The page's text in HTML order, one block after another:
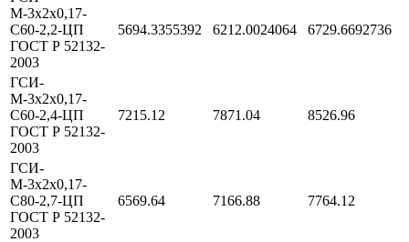
М-3х2х0,17-
С60-2,2-ЦП
ГОСТ Р 52132-
2003
5694.3355392 6212.0024064 6729.6692736
ГСИ-
М-3х2х0,17-
С60-2,4-ЦП
ГОСТ Р 52132-
2003
7215.12 7871.04 8526.96
ГСИ-
М-3х2х0,17-
С80-2,7-ЦП
ГОСТ Р 52132-
2003
6569.64 7166.88 7764.12